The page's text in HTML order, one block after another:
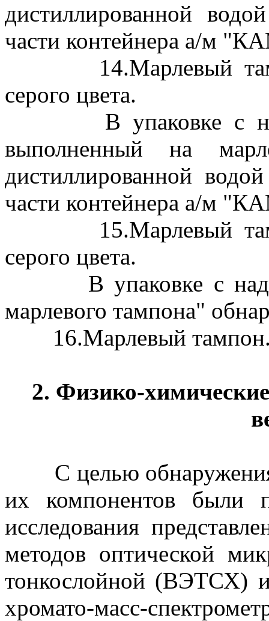
дистиллированной
части контейнера а/м
14.Марлевый
серого цвета.
В упаковке с
выполненный на
дистиллированной
части контейнера а/м
15.Марлевый
серого цвета.
В упаковке с
марлевого тампона"
16.Марлевый
2. Физико-
С целью обнаружения
их компонентов были
исследования
методов оптической
тонкослойной (ВЭТСХ)
хромато-масс-